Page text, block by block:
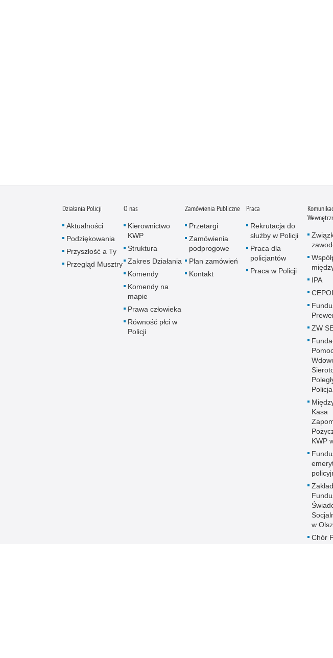
Działania Policji
Aktualności
Podziękowania
Przyszłość a Ty
Przegląd Musztry
O nas
Kierownictwo
KWP
Struktura
Zakres Działania
Komendy
Komendy na
mapie
Prawa człowieka
Równość płci w
Policji
Zamówienia Publiczne
Przetargi
Zamówienia
podprogowe
Plan zamówień
Kontakt
Praca
Rekrutacja do
służby w Policji
Praca dla
policjantów
Praca w Policji
IPA
CEPOL
ZW
Kasa
KWP
w
Chór